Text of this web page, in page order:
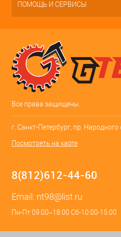
ПОМОЩЬ И СЕРВИСЫ
Все права защищены.
г. Санкт-Петербург, пр.
Посмотреть на карте
8(812)612-44-60
Email: nt98@list.ru
Пн-Пт 09:00–18:00 Сб-10:00-15:00